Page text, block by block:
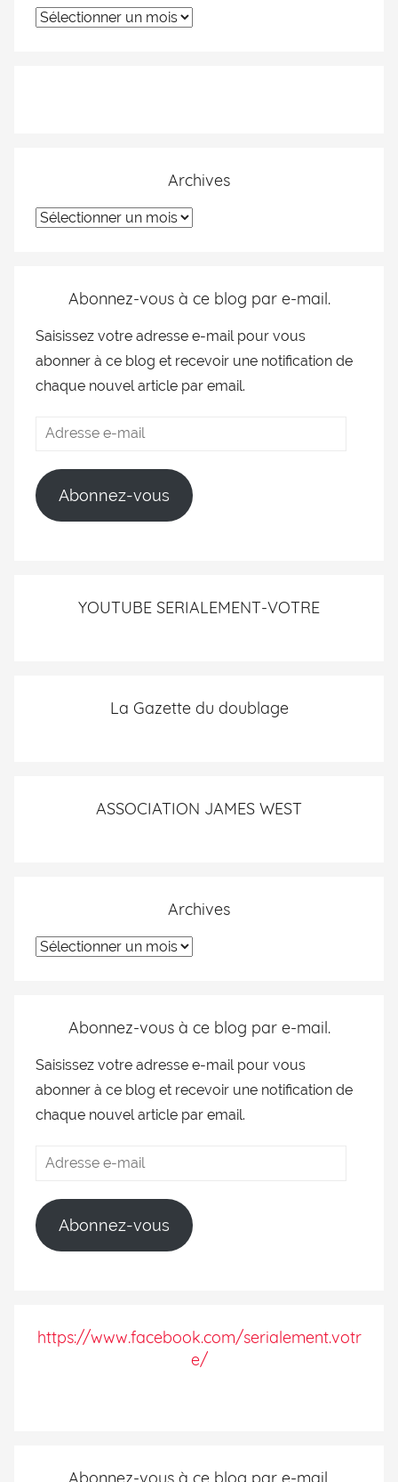
Archives
Abonnez-vous à ce blog par e-mail.
Saisissez votre adresse e-mail pour vous
abonner à ce blog et recevoir une notification de
chaque nouvel article par email.
Abonnez-vous
YOUTUBE SERIALEMENT-VOTRE
La Gazette du doublage
ASSOCIATION JAMES WEST
Archives
Abonnez-vous à ce blog par e-mail.
Saisissez votre adresse e-mail pour vous
abonner à ce blog et recevoir une notification de
chaque nouvel article par email.
Abonnez-vous
https://www.facebook.com/serialement.votr
e/
Abonnez-vous à ce blog par e-mail.